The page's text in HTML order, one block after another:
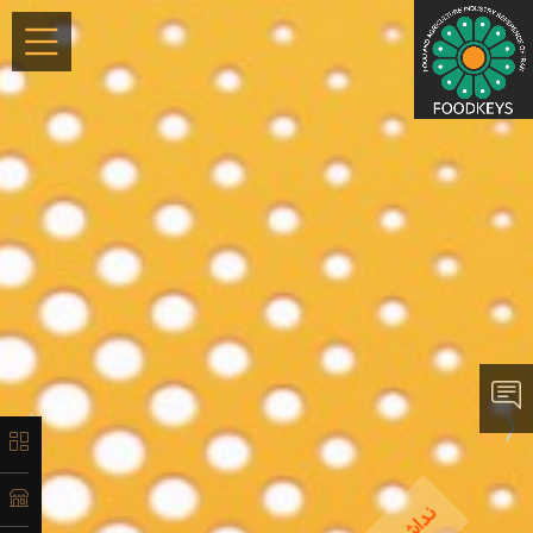
×
معرفی
لیست
محصولات
آدرس و
اطلاعات